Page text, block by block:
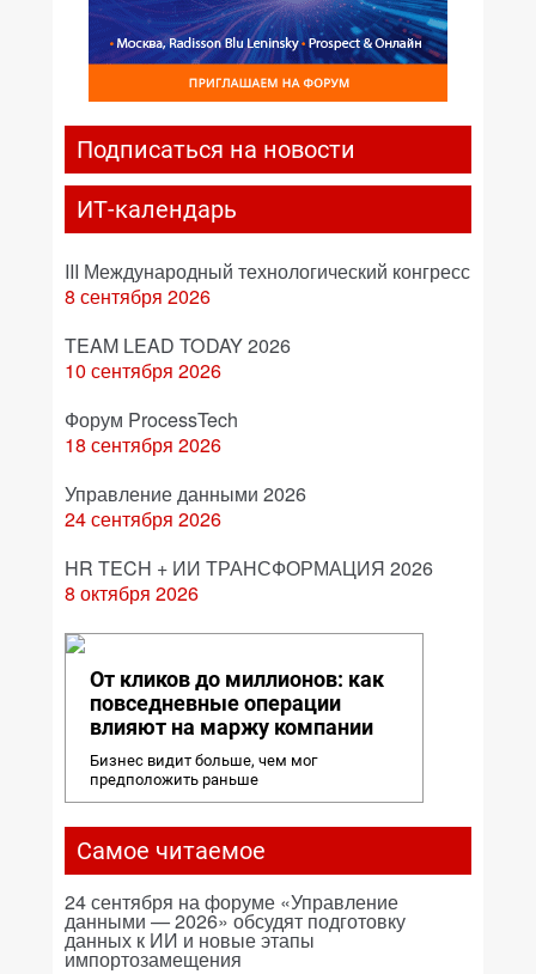
Подписаться на новости
ИТ-календарь
III Международный технологический конгресс
8 сентября 2026
TEAM LEAD TODAY 2026
10 сентября 2026
Форум ProcessTech
18 сентября 2026
Управление данными 2026
24 сентября 2026
HR TECH + ИИ ТРАНСФОРМАЦИЯ 2026
8 октября 2026
От кликов до миллионов: как
повседневные операции
влияют на маржу компании
Бизнес видит больше, чем мог
предположить раньше
Самое читаемое
24 сентября на форуме «Управление
данными — 2026» обсудят подготовку
данных к ИИ и новые этапы
импортозамещения